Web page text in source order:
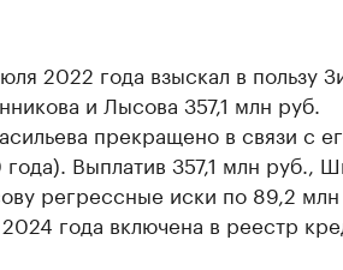
2022 года взыскал в пользу
и Лысова 357,1 млн руб.
прекращено в связи с
Выплатив 357,1 млн руб.,
регрессные иски по 89,2 млн
года включена в реестр